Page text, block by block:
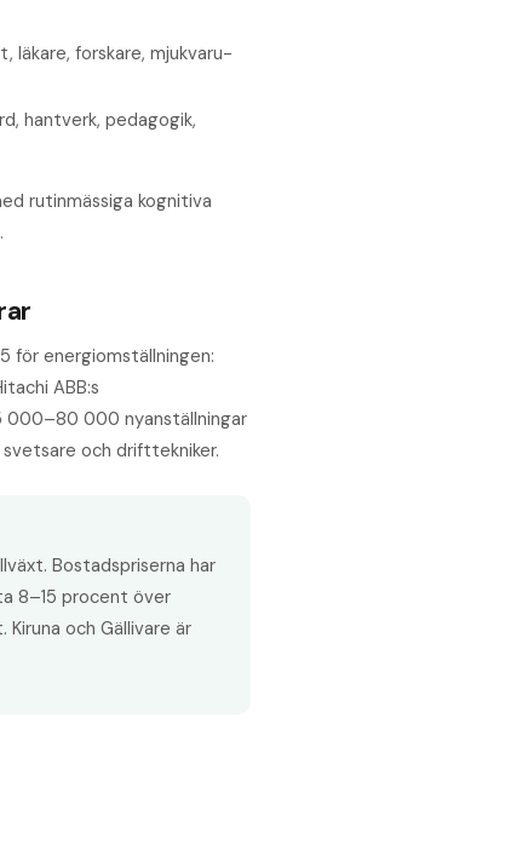
läkare, forskare, mjukvaru­
hantverk, pedagogik,
rutinmässiga kognitiva
för energiomställningen:
ABB:s
000–80 000 nyanställningar
och drifttekniker.
Bostadspriserna har
8–15 procent över
och Gällivare är